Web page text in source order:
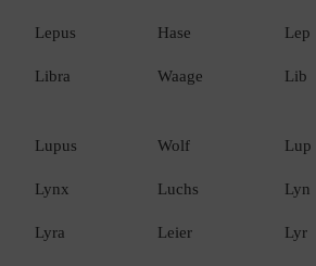
Lepus Hase Lep
Libra Waage Lib
Lupus Wolf Lup
Lynx Luchs Lyn
Lyra Leier Lyr